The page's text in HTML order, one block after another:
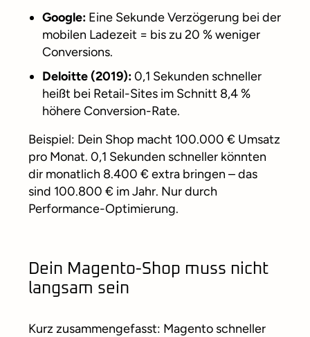
Google: Eine Sekunde Verzögerung bei der
mobilen Ladezeit = bis zu 20 % weniger
Conversions.
Deloitte (2019):0,1 Sekunden schneller
heißt bei Retail-Sites im Schnitt 8,4 %
höhere Conversion-Rate.
Beispiel: Dein Shop macht 100.000 € Umsatz
pro Monat. 0,1 Sekunden schneller könnten
dir monatlich 8.400 € extra bringen – das
sind 100.800 € im Jahr. Nur durch
Performance-Optimierung.
Dein Magento-Shop muss nicht
langsam sein
Kurz zusammengefasst: Magento schneller